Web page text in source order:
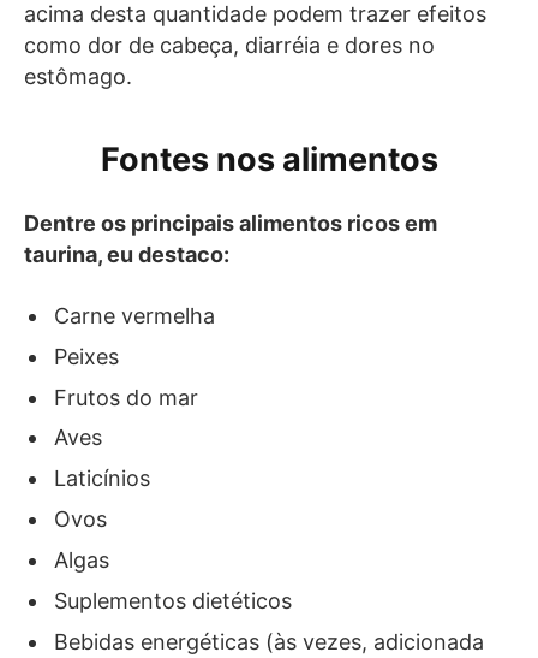
acima desta quantidade podem trazer efeitos
como dor de cabeça, diarréia e dores no
estômago.
Fontes nos alimentos
Dentre os principais alimentos ricos em
taurina, eu destaco:
Carne vermelha
Peixes
Frutos do mar
Aves
Laticínios
Ovos
Algas
Suplementos dietéticos
Bebidas energéticas (às vezes, adicionada